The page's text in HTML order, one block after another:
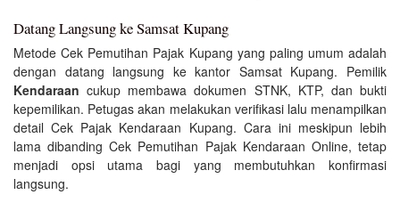
Datang Langsung ke Samsat Kupang
Metode Cek Pemutihan Pajak Kupang yang paling umum adalah
dengan datang langsung ke kantor Samsat Kupang. Pemilik
Kendaraan cukup membawa dokumen STNK, KTP, dan bukti
kepemilikan. Petugas akan melakukan verifikasi lalu menampilkan
detail Cek Pajak Kendaraan Kupang. Cara ini meskipun lebih
lama dibanding Cek Pemutihan Pajak Kendaraan Online, tetap
menjadi opsi utama bagi yang membutuhkan konfirmasi
langsung.